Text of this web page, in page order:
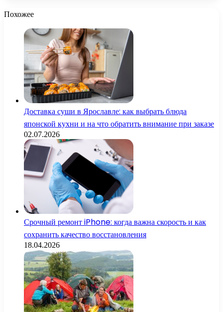
Похожее
Доставка суши в Ярославле: как выбрать блюда
японской кухни и на что обратить внимание при заказе
02.07.2026
Срочный ремонт iPhone: когда важна скорость и как
сохранить качество восстановления
18.04.2026